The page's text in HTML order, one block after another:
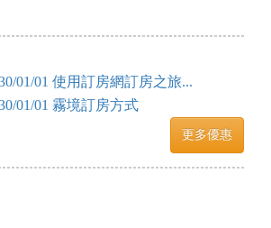
01/01 使用訂房網訂房之旅...
01/01 霧境訂房方式
更多優惠